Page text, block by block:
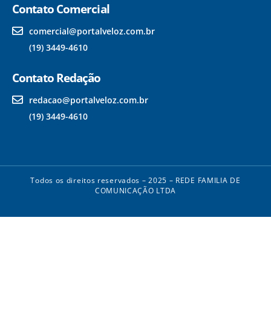
Contato Comercial
comercial@portalveloz.com.br
(19) 3449-4610
Contato Redação
redacao@portalveloz.com.br
(19) 3449-4610
Todos os direitos reservados – 2025 – REDE FAMILIA DE
COMUNICAÇÃO LTDA